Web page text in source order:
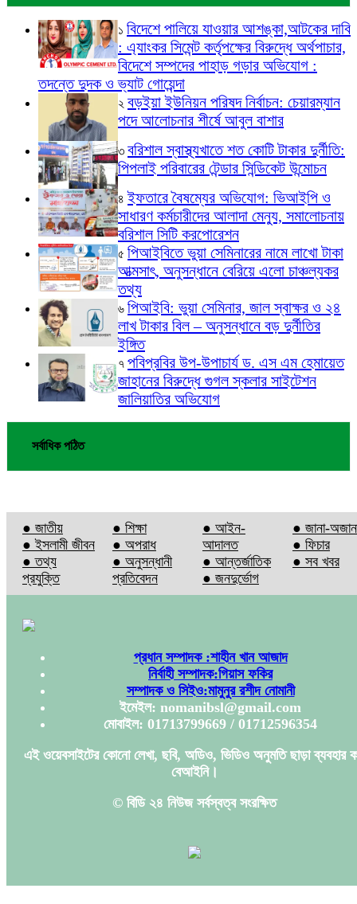
১ বিদেশে পালিয়ে যাওয়ার আশঙ্কা,আটকের দাবি
: এ্যাংকর সিমেন্ট কর্তৃপক্ষের বিরুদ্ধে অর্থপাচার,
বিদেশে সম্পদের পাহাড় গড়ার অভিযোগ :
তদন্তে দুদক ও ভ্যাট গোয়েন্দা
২ বড়ইয়া ইউনিয়ন পরিষদ নির্বাচন: চেয়ারম্যান
পদে আলোচনার শীর্ষে আবুল বাশার
৩ বরিশাল স্বাস্থ্যখাতে শত কোটি টাকার দুর্নীতি:
পিপলাই পরিবারের টেন্ডার সিন্ডিকেট উন্মোচন
৪ ইফতারে বৈষম্যের অভিযোগ: ভিআইপি ও
সাধারণ কর্মচারীদের আলাদা মেন্যু, সমালোচনায়
বরিশাল সিটি করপোরেশন
৫ পিআইবিতে ভুয়া সেমিনারের নামে লাখো টাকা
আত্মসাৎ, অনুসন্ধানে বেরিয়ে এলো চাঞ্চল্যকর
তথ্য
৬ পিআইবি: ভুয়া সেমিনার, জাল স্বাক্ষর ও ২৪
লাখ টাকার বিল – অনুসন্ধানে বড় দুর্নীতির
ইঙ্গিত
৭ পবিপ্রবির উপ-উপাচার্য ড. এস এম হেমায়েত
জাহানের বিরুদ্ধে গুগল স্কলার সাইটেশন
জালিয়াতির অভিযোগ
সর্বাধিক পঠিত
● জাতীয়
● ইসলামী জীবন
● তথ্য
প্রযুক্তি
● শিক্ষা
● অপরাধ
● অনুসন্ধানী
প্রতিবেদন
● আইন-
আদালত
● আন্তর্জাতিক
● জনদুর্ভোগ
● জানা-
● ফিচার
● সব খবর
প্রধান সম্পাদক :শাহীন খান আজাদ
নির্বাহী সম্পাদক:গিয়াস ফকির
সম্পাদক ও সিইও:মামুনুর রশীদ নোমানী
ইমেইল: nomanibsl@gmail.com
মোবাইল: 01713799669 / 01712596354
এই ওয়েবসাইটের কোনো লেখা, ছবি, অডিও, ভিডিও অনুমতি ছাড়া ব্যবহার
বেআইনি।
© বিডি ২৪ নিউজ সর্বস্বত্ব সংরক্ষিত